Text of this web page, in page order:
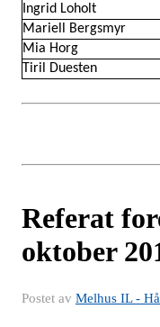
Ingrid Loholt
Mariell Bergsmyr
Mia Horg
Tiril Duesten
Referat
oktober
Postet av Melhus IL -